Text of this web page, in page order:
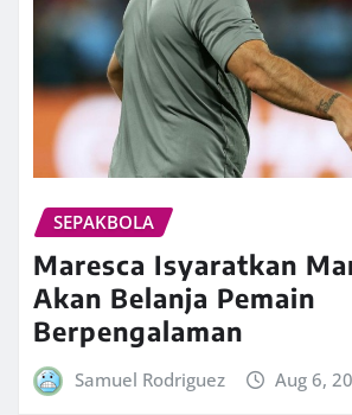
SEPAKBOLA
Maresca Isyaratkan
Akan Belanja Pemain
Berpengalaman
Samuel Rodriguez Aug 6,